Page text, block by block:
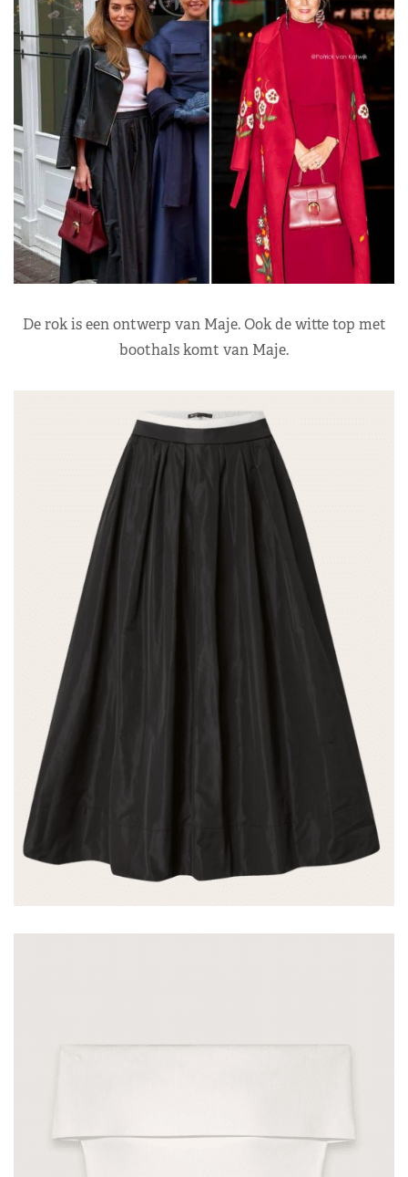
De rok is een ontwerp van Maje. Ook de witte top met
boothals komt van Maje.